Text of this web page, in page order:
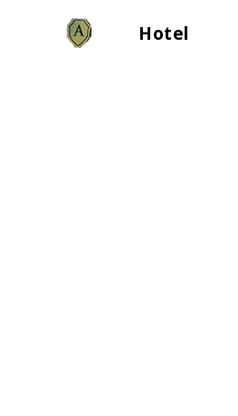
Hotel